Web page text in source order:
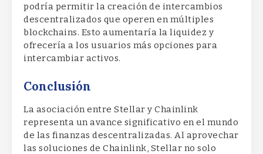
podría permitir la creación de intercambios
descentralizados que operen en múltiples
blockchains. Esto aumentaría la liquidez y
ofrecería a los usuarios más opciones para
intercambiar activos.
Conclusión
La asociación entre Stellar y Chainlink
representa un avance significativo en el mundo
de las finanzas descentralizadas. Al aprovechar
las soluciones de Chainlink, Stellar no solo